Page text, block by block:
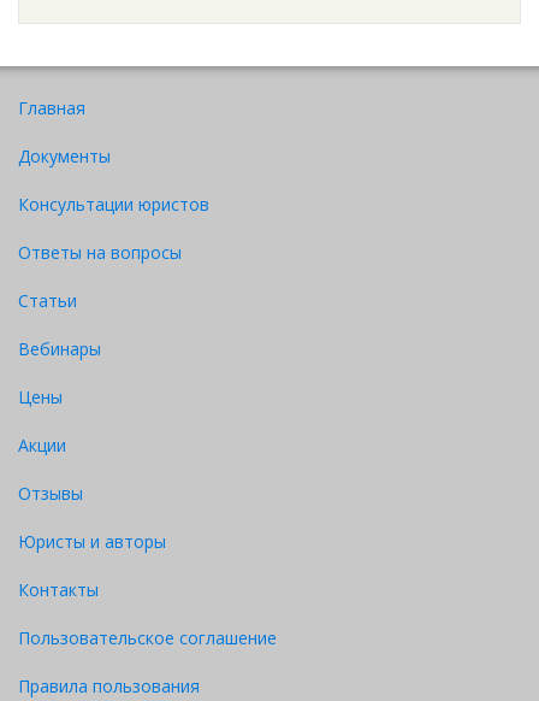
Главная
Документы
Консультации юристов
Ответы на вопросы
Статьи
Вебинары
Цены
Акции
Отзывы
Юристы и авторы
Контакты
Пользовательское соглашение
Правила пользования